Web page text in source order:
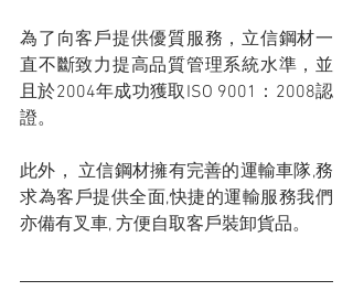
為了向客戶提供優質服務，立信鋼材一
直不斷致力提高品質管理系統水準，並
且於2004年成功獲取ISO 9001：2008認
證。
此外， 立信鋼材擁有完善的運輸車隊,務
求為客戶提供全面,快捷的運輸服務我們
亦備有叉車, 方便自取客戶裝卸貨品。